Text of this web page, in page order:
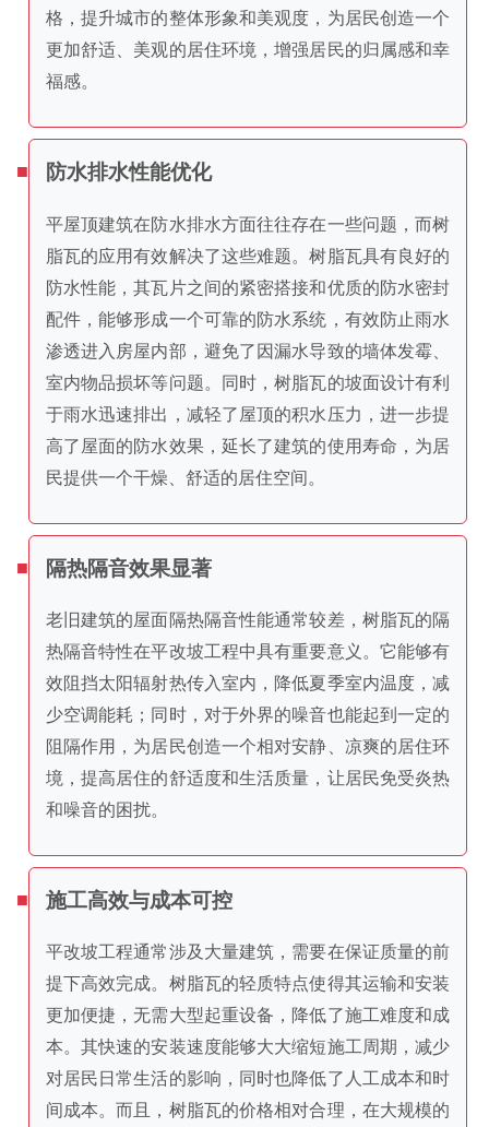
格，提升城市的整体形象和美观度，为居民创造一个
更加舒适、美观的居住环境，增强居民的归属感和幸
福感。
防水排水性能优化
平屋顶建筑在防水排水方面往往存在一些问题，而树
脂瓦的应用有效解决了这些难题。树脂瓦具有良好的
防水性能，其瓦片之间的紧密搭接和优质的防水密封
配件，能够形成一个可靠的防水系统，有效防止雨水
渗透进入房屋内部，避免了因漏水导致的墙体发霉、
室内物品损坏等问题。同时，树脂瓦的坡面设计有利
于雨水迅速排出，减轻了屋顶的积水压力，进一步提
高了屋面的防水效果，延长了建筑的使用寿命，为居
民提供一个干燥、舒适的居住空间。
隔热隔音效果显著
老旧建筑的屋面隔热隔音性能通常较差，树脂瓦的隔
热隔音特性在平改坡工程中具有重要意义。它能够有
效阻挡太阳辐射热传入室内，降低夏季室内温度，减
少空调能耗；同时，对于外界的噪音也能起到一定的
阻隔作用，为居民创造一个相对安静、凉爽的居住环
境，提高居住的舒适度和生活质量，让居民免受炎热
和噪音的困扰。
施工高效与成本可控
平改坡工程通常涉及大量建筑，需要在保证质量的前
提下高效完成。树脂瓦的轻质特点使得其运输和安装
更加便捷，无需大型起重设备，降低了施工难度和成
本。其快速的安装速度能够大大缩短施工周期，减少
对居民日常生活的影响，同时也降低了人工成本和时
间成本。而且，树脂瓦的价格相对合理，在大规模的